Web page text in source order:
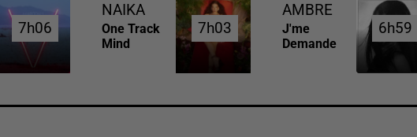
7h06
7h06
NAIKA
One Track
Mind
7h03
7h03
AMBRE
J'me
Demande
6h59
6h59